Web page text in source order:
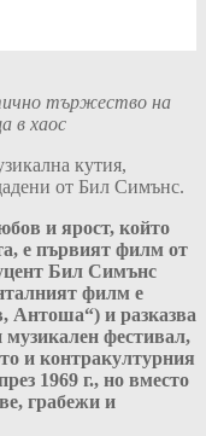
тържество на
в хаос
кутия,
от Бил Симънс.
и ярост, който
е първият филм от
Бил Симънс
филм е
Антоша“) и разказва
музикален фестивал,
и контракултурния
1969 г., но вместо
грабежи и